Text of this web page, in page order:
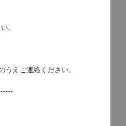
。
えご連絡ください。